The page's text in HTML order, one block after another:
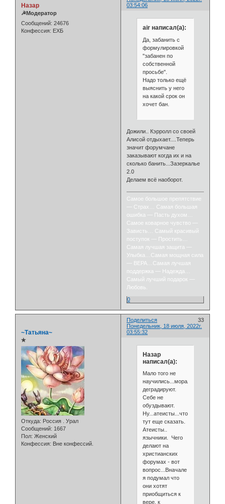
03:54:06
Назар
☭Модератор
Сообщений: 24676
Конфессия: ЕХБ air написал(а):
Да, забанить с
формулировкой
"забанен по
собственной
просьбе".
Надо только ещё
выяснить у него
на какой срок он
хочет бан.
Дожили.. Кэрролл со своей
Алисой отдыхает....Теперь
значит форумчане
заказывают когда их и на
сколько банить...Зазеркалье
2.0
Делаем всё наоборот.
Самое большое препятствие
— Страх… Самая большая
ошибка — Пасть духом…
Самое коварное чувство —
Зависть… Самый красивый
поступок — Простить…
Самая лучшая защита —
Улыбка…Самая мощная сила
— ВЕРА…Самая лучшая
поддержка — Надежда…
Самый лучший подарок —
Любовь.
0
Поделиться
33
Понедельник, 18 июля, 2022г.
03:55:32
~Татьяна~
✯
Откуда: Россия . Урал
Сообщений: 1667
Пол: Женский
Конфессия: Вне конфессий.
Назар
написал(а):
Мало того не
научились...морально
деградируют.
Себе не
обуздывают.
Ну...атеисты...что
тут еще сказать.
Атеисты..
язычники. Чего
делают на
христианских
форумах - вот
вопрос...Вначале
я подумал что
они хотят
приобщиться к
вере, к